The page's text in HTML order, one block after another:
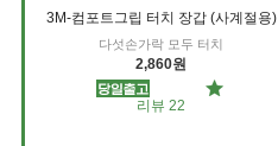
3M-컴포트그립 터치 장갑 (사계절용)
다섯손가락 모두 터치
2,860원
리뷰 22